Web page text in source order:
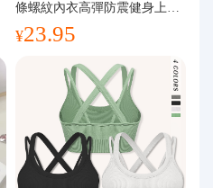
條螺紋內衣高彈防震健身上裝
運動文胸
¥23.95